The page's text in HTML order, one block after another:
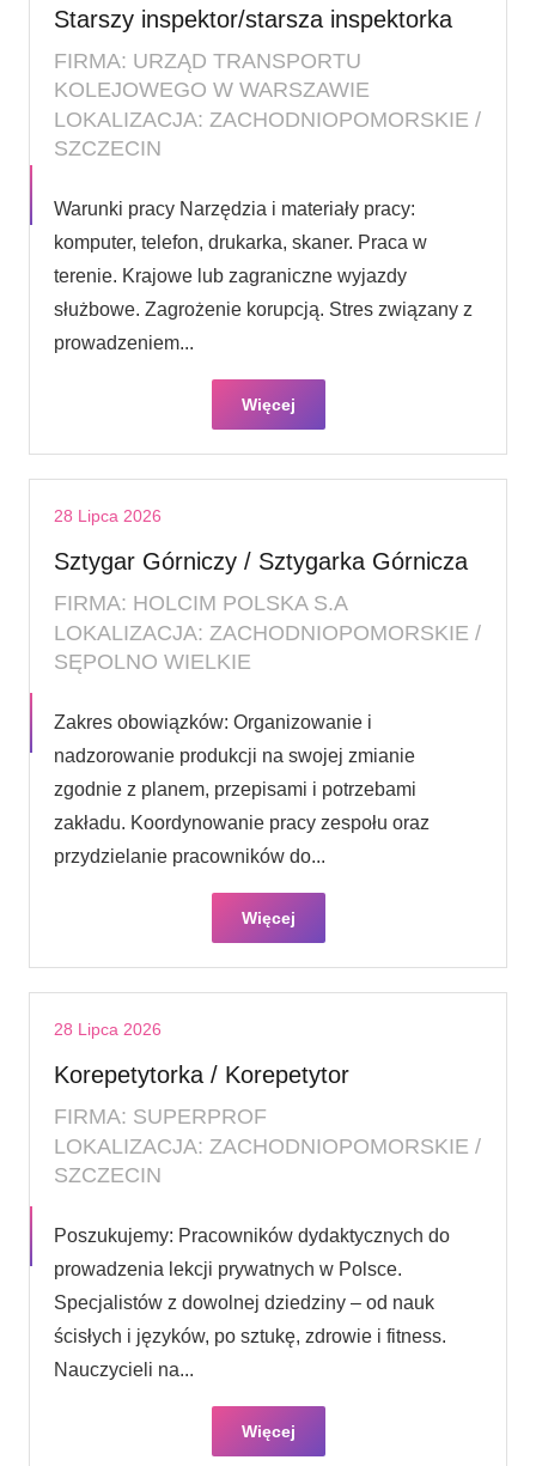
Starszy inspektor/starsza inspektorka
FIRMA: URZĄD TRANSPORTU
KOLEJOWEGO W WARSZAWIE
LOKALIZACJA: ZACHODNIOPOMORSKIE /
SZCZECIN
Warunki pracy Narzędzia i materiały pracy:
komputer, telefon, drukarka, skaner. Praca w
terenie. Krajowe lub zagraniczne wyjazdy
służbowe. Zagrożenie korupcją. Stres związany z
prowadzeniem...
Więcej
28 Lipca 2026
Sztygar Górniczy / Sztygarka Górnicza
FIRMA: HOLCIM POLSKA S.A
LOKALIZACJA: ZACHODNIOPOMORSKIE /
SĘPOLNO WIELKIE
Zakres obowiązków: Organizowanie i
nadzorowanie produkcji na swojej zmianie
zgodnie z planem, przepisami i potrzebami
zakładu. Koordynowanie pracy zespołu oraz
przydzielanie pracowników do...
Więcej
28 Lipca 2026
Korepetytorka / Korepetytor
FIRMA: SUPERPROF
LOKALIZACJA: ZACHODNIOPOMORSKIE /
SZCZECIN
Poszukujemy: Pracowników dydaktycznych do
prowadzenia lekcji prywatnych w Polsce.
Specjalistów z dowolnej dziedziny – od nauk
ścisłych i języków, po sztukę, zdrowie i fitness.
Nauczycieli na...
Więcej